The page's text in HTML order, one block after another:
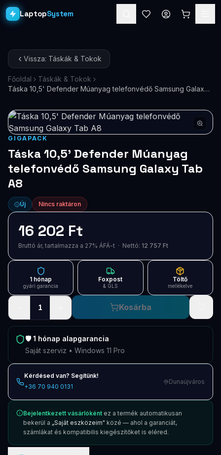
LaptopSystem
Asztali PC-k
Workstation PRO
Monitorok
Dokkolók
Kiegészítők
Akciók
Ajándékkártya
Blog
Szolgáltatások
Támogatás
Új termékek ÚJ
Keresés
Vissza: Táskák & Tokok
Főoldal
Táskák & Tokok
Táska 10,5' Defender Múanyag telefonvédő Samsung Galaxy
GIGAPACK
Táska 10,5' Defender Múanyag
telefonvédő Samsung Galaxy Tab
A8
Új Nincs raktáron
16 202 Ft
Bruttó ár, tartalmazza a 27% ÁFÁ-t · Nettó: 12 757 Ft
1 hónap
gyári garancia
Foxpost
& GLS
Töltő
mellékelve
1 Kosárba
🛡️1 hónap alapgarancia
Saját szerviz • Windows 11 Pro
Kérdésed van? Segítünk!
+36 70 940 0131
Dunaújváros
Bejelentkezett vásárlóként ez a termék automatikusan
bekerül a „Saját eszközeim" közé — ahol a garanciát,
számlákat és kompatibilis kiegészítőket is eléred.